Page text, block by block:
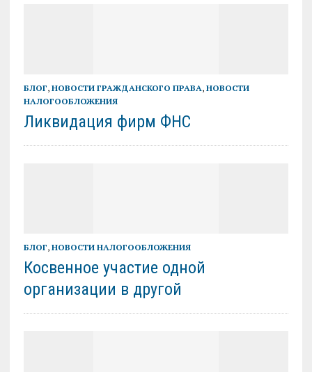
БЛОГ, НОВОСТИ ГРАЖДАНСКОГО ПРАВА, НОВОСТИ
НАЛОГООБЛОЖЕНИЯ
Ликвидация фирм ФНС
БЛОГ, НОВОСТИ НАЛОГООБЛОЖЕНИЯ
Косвенное участие одной
организации в другой